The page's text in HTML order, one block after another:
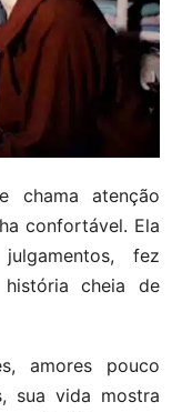
chama atenção
confortável. Ela
fez
cheia de
amores pouco
sua vida mostra